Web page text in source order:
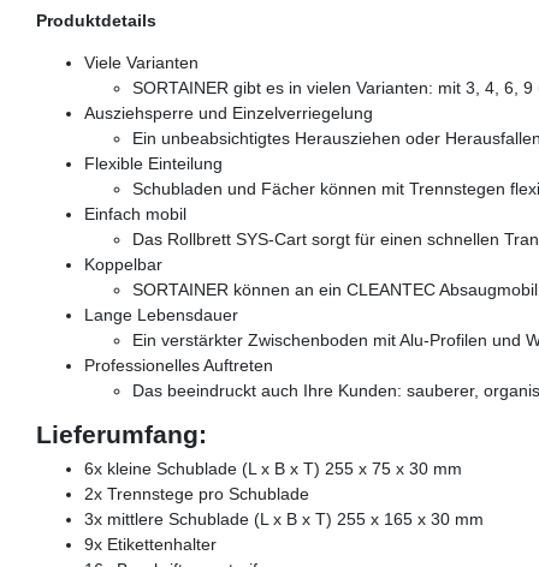
Produktdetails
Viele Varianten
SORTAINER gibt es in vielen Varianten: mit 3, 4, 6,
Ausziehsperre und Einzelverriegelung
Ein unbeabsichtigtes Herausziehen oder
Flexible Einteilung
Schubladen und Fächer können mit Trennstegen
Einfach mobil
Das Rollbrett SYS-Cart sorgt für einen schnellen
Koppelbar
SORTAINER können an ein CLEANTEC
Lange Lebensdauer
Ein verstärkter Zwischenboden mit Alu-Profilen und
Professionelles Auftreten
Das beeindruckt auch Ihre Kunden: sauberer,
Lieferumfang:
6x kleine Schublade (L x B x T) 255 x 75 x 30 mm
2x Trennstege pro Schublade
3x mittlere Schublade (L x B x T) 255 x 165 x 30 mm
9x Etikettenhalter